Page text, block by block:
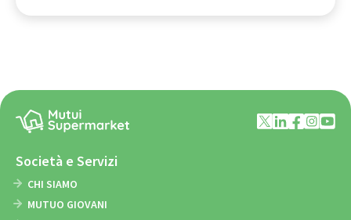
Società e Servizi
CHI SIAMO
MUTUO GIOVANI